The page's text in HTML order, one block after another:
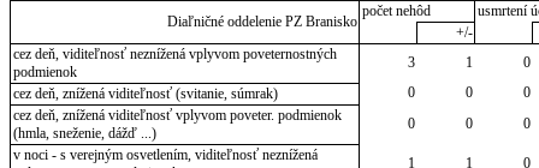
Diaľničné oddelenie PZ Branisko
počet nehôd
usmrtení
+/-
cez deň, viditeľnosť neznížená vplyvom poveternostných
podmienok
3 1
0
cez deň, znížená viditeľnosť (svitanie, súmrak)
0 0
0
cez deň, znížená viditeľnosť vplyvom poveter. podmienok
(hmla, sneženie, dážď ...)
0 0
0
v noci - s verejným osvetlením, viditeľnosť neznížená
1 1
0